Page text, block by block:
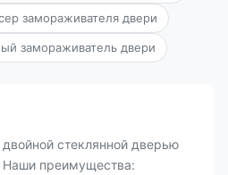
замораживателя двери
замораживатель двери
стеклянной дверью
преимущества: